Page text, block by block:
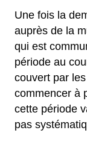
Une fois la
auprès de la
qui est
période au
couvert par
commencer à
cette période
pas